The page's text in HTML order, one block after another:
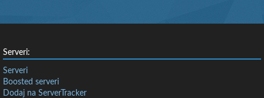
Serveri:
Serveri
Boosted serveri
Dodaj na ServerTracker